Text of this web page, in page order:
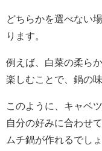
どちらかを選べない
ります。
例えば、白菜の柔ら
楽しむことで、鍋の
このように、キャベ
自分の好みに合わせ
ムチ鍋が作れるでしょ